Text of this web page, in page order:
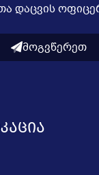
დაცვის
მოგვწერეთ